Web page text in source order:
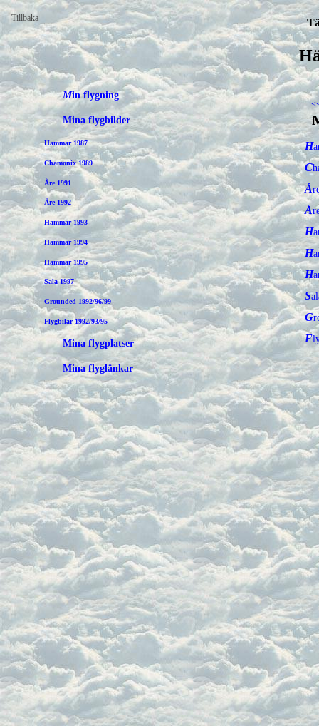
Tillbaka
Min flygning
Mina flygbilder
Hammar 1987
Chamonix 1989
Åre 1991
Åre 1992
Hammar 1993
Hammar 1994
Hammar 1995
Sala 1997
Grounded 1992/96/99
Flygbilar 1992/93/95
Mina flygplatser
Mina flyglänkar